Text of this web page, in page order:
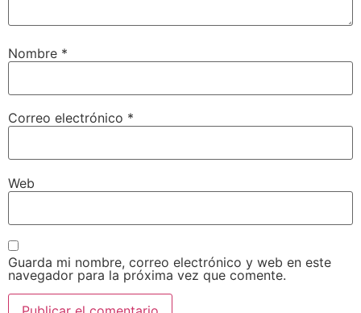
Nombre *
Correo electrónico *
Web
Guarda mi nombre, correo electrónico y web en este
navegador para la próxima vez que comente.